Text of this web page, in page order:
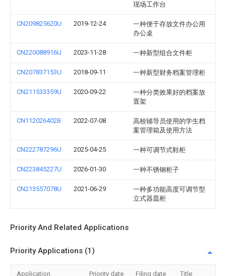
现场工作台
CN209825620U 2019-12-24
一种便于存放文件办公用
办公桌
CN220088916U 2023-11-28 一种新型组合文件柜
CN207837153U 2018-09-11 一种新型财务档案管理柜
CN211533359U 2020-09-22
一种分类效果好的档案放
置架
CN112026402B 2022-07-08
高校辅导员使用的学生档
案管理箱及使用方法
CN222787296U 2025-04-25 一种可调节式鞋柜
CN223845227U 2026-01-30 一种不锈钢柜子
CN213557078U 2021-06-29
一种多功能高度可调节型
立式器皿柜
Priority And Related Applications
Priority Applications (1)
Application Priority date Filing date Title